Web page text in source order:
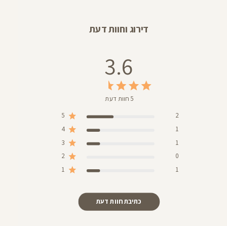
דירוג וחוות דעת
3.6
5 חוות דעת
5
2
4
1
3
1
2 0
1 1
כתיבת חוות דעת